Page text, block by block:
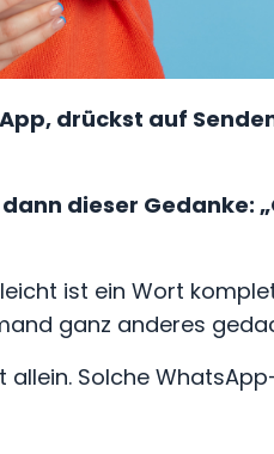
drückst auf
dann dieser Gedanke:
ist ein Wort
ganz anderes
Solche